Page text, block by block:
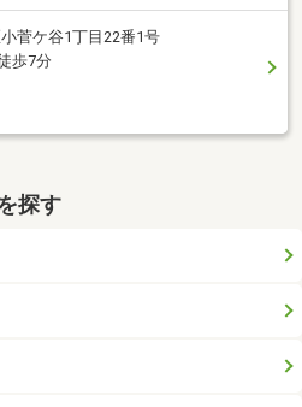
菅ケ谷1丁目22番1号
歩7分
探す